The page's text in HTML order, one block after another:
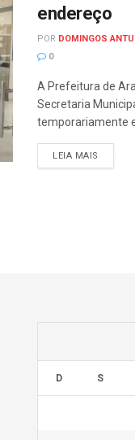
endereço
POR DOMINGOS
0
A Prefeitura de
Secretaria
temporariamente
LEIA MAIS
D S